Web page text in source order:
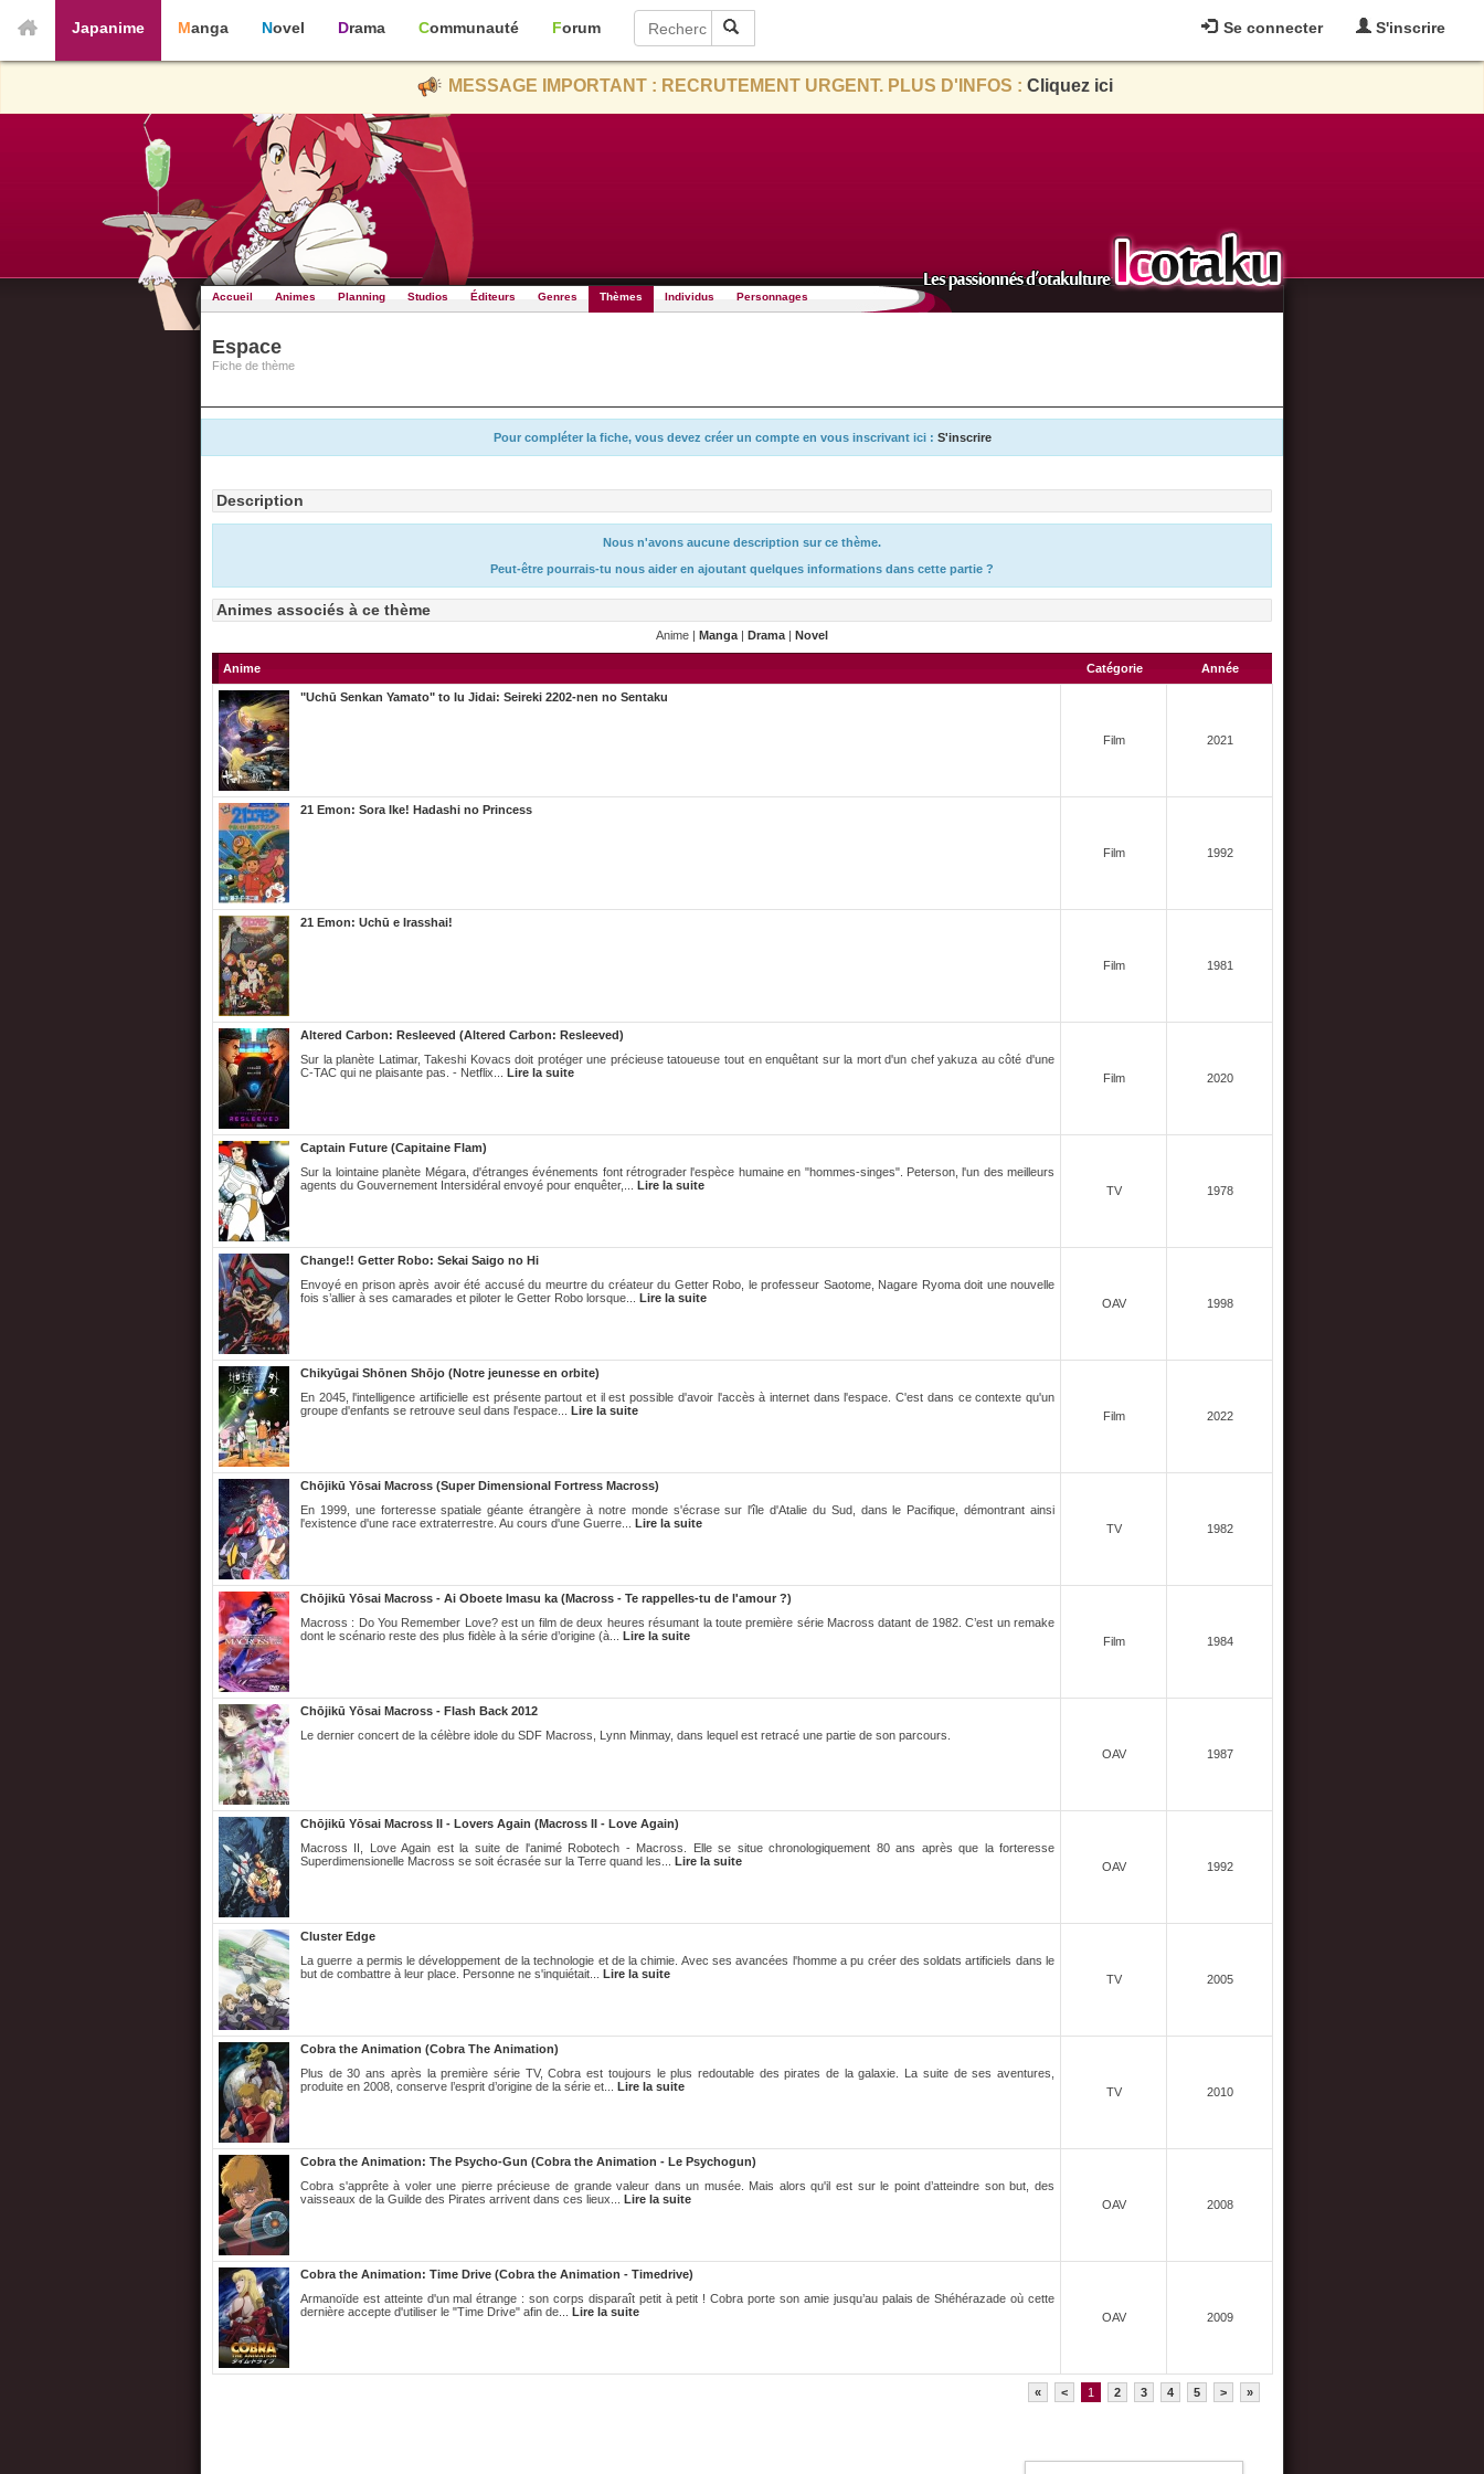
Se connecter S'inscrire
Japanime Manga Novel Drama Communauté Forum
MESSAGE IMPORTANT : RECRUTEMENT URGENT. PLUS D'INFOS : Cliquez ici
Accueil Animes Planning Studios Éditeurs Genres Thèmes Individus Personnages
Espace
Fiche de thème
Pour compléter la fiche, vous devez créer un compte en vous inscrivant ici : S'inscrire
Description
Nous n'avons aucune description sur ce thème.
Peut-être pourrais-tu nous aider en ajoutant quelques informations dans cette partie ?
Animes associés à ce thème
Anime | Manga | Drama | Novel
Anime Catégorie Année
"Uchū Senkan Yamato" to Iu Jidai: Seireki 2202-nen no Sentaku
Film 2021
21 Emon: Sora Ike! Hadashi no Princess
Film 1992
21 Emon: Uchū e Irasshai!
Film 1981
Altered Carbon: Resleeved (Altered Carbon: Resleeved)
Sur la planète Latimar, Takeshi Kovacs doit protéger une précieuse tatoueuse tout en enquêtant sur la mort d'un chef yakuza au côté d'une
C-TAC qui ne plaisante pas. - Netflix... Lire la suite Film 2020
Captain Future (Capitaine Flam)
Sur la lointaine planète Mégara, d'étranges événements font rétrograder l'espèce humaine en "hommes-singes". Peterson, l'un des meilleurs
agents du Gouvernement Intersidéral envoyé pour enquêter,... Lire la suite TV 1978
Change!! Getter Robo: Sekai Saigo no Hi
Envoyé en prison après avoir été accusé du meurtre du créateur du Getter Robo, le professeur Saotome, Nagare Ryoma doit une nouvelle
fois s’allier à ses camarades et piloter le Getter Robo lorsque... Lire la suite OAV 1998
Chikyūgai Shōnen Shōjo (Notre jeunesse en orbite)
En 2045, l'intelligence artificielle est présente partout et il est possible d'avoir l'accès à internet dans l'espace. C'est dans ce contexte qu'un
groupe d'enfants se retrouve seul dans l'espace... Lire la suite Film 2022
Chōjikū Yōsai Macross (Super Dimensional Fortress Macross)
En 1999, une forteresse spatiale géante étrangère à notre monde s'écrase sur l'île d'Atalie du Sud, dans le Pacifique, démontrant ainsi
l'existence d'une race extraterrestre. Au cours d'une Guerre... Lire la suite TV 1982
Chōjikū Yōsai Macross - Ai Oboete Imasu ka (Macross - Te rappelles-tu de l'amour ?)
Macross : Do You Remember Love? est un film de deux heures résumant la toute première série Macross datant de 1982. C’est un remake
dont le scénario reste des plus fidèle à la série d’origine (à... Lire la suite Film 1984
Chōjikū Yōsai Macross - Flash Back 2012
Le dernier concert de la célèbre idole du SDF Macross, Lynn Minmay, dans lequel est retracé une partie de son parcours.
OAV
1987
Chōjikū Yōsai Macross II - Lovers Again (Macross II - Love Again)
Macross II, Love Again est la suite de l'animé Robotech - Macross. Elle se situe chronologiquement 80 ans après que la forteresse
Superdimensionelle Macross se soit écrasée sur la Terre quand les... Lire la suite OAV 1992
Cluster Edge
La guerre a permis le développement de la technologie et de la chimie. Avec ses avancées l'homme a pu créer des soldats artificiels dans le
but de combattre à leur place. Personne ne s'inquiétait... Lire la suite TV 2005
Cobra the Animation (Cobra The Animation)
Plus de 30 ans après la première série TV, Cobra est toujours le plus redoutable des pirates de la galaxie. La suite de ses aventures,
produite en 2008, conserve l’esprit d’origine de la série et... Lire la suite TV 2010
Cobra the Animation: The Psycho-Gun (Cobra the Animation - Le Psychogun)
Cobra s'apprête à voler une pierre précieuse de grande valeur dans un musée. Mais alors qu'il est sur le point d’atteindre son but, des
vaisseaux de la Guilde des Pirates arrivent dans ces lieux... Lire la suite OAV 2008
Cobra the Animation: Time Drive (Cobra the Animation - Timedrive)
Armanoïde est atteinte d'un mal étrange : son corps disparaît petit à petit ! Cobra porte son amie jusqu’au palais de Shéhérazade où cette
dernière accepte d'utiliser le "Time Drive" afin de... Lire la suite OAV 2009
« < 1 2 3 4 5 > »